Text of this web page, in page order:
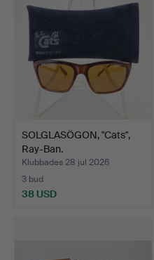
SOLGLASÖGON, "Cats",
Ray-Ban.
Klubbades 28 jul 2026
3 bud
38 USD